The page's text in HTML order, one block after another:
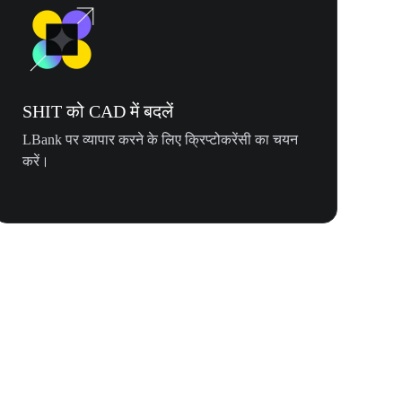
SHIT को CAD में बदलें
LBank पर व्यापार करने के लिए क्रिप्टोकरेंसी का चयन
करें।